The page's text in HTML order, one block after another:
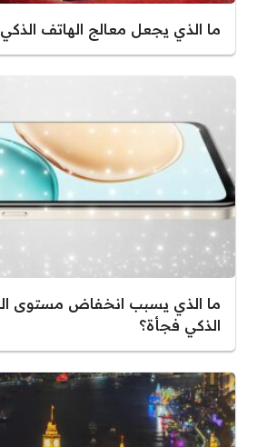
ما الذي يجعل معالج الهاتف الذكي
ما الذي يسبب انخفاض مستوى
الذكي فجأة؟